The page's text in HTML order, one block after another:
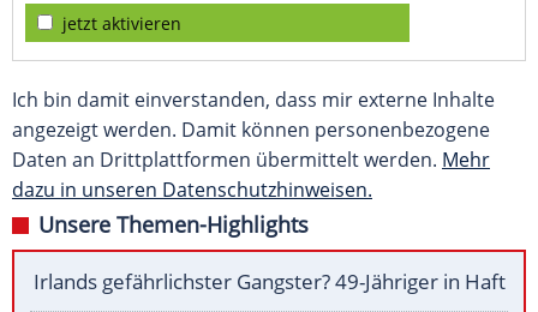
jetzt aktivieren
Ich bin damit einverstanden, dass mir externe Inhalte
angezeigt werden. Damit können personenbezogene
Daten an Drittplattformen übermittelt werden. Mehr
dazu in unseren Datenschutzhinweisen.
Unsere Themen-Highlights
Irlands gefährlichster Gangster? 49-Jähriger in Haft